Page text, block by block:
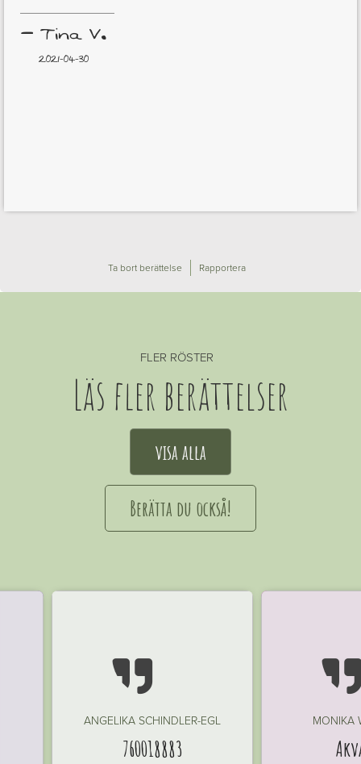
–Tina V.
2021-04-30
Ta bort berättelse Rapportera
FLER RÖSTER
Läs fler berättelser
visa alla
Berätta du också!

ANGELIKA SCHINDLER-EGL
760018883

MONIKA